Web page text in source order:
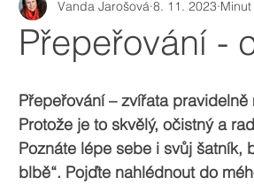
Přepeřování -
Vanda Jarošová 8. 11. 2023
Přepeřování – zvířata
Protože je to skvělý, očistný a
Poznáte lépe sebe i svůj šatník,
blbě“. Pojďte nahlédnout do